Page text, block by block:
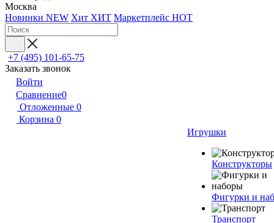
Москва
Новинки NEW Хит ХИТ Маркетплейс HOT
+7 (495) 101-65-75
Заказать звонок
Войти
Сравнение0
Отложенные 0
Корзина 0
Игрушки
Конструкторы
Фигурки и
Транспорт